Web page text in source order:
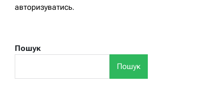
авторизуватись.
Пошук
Пошук